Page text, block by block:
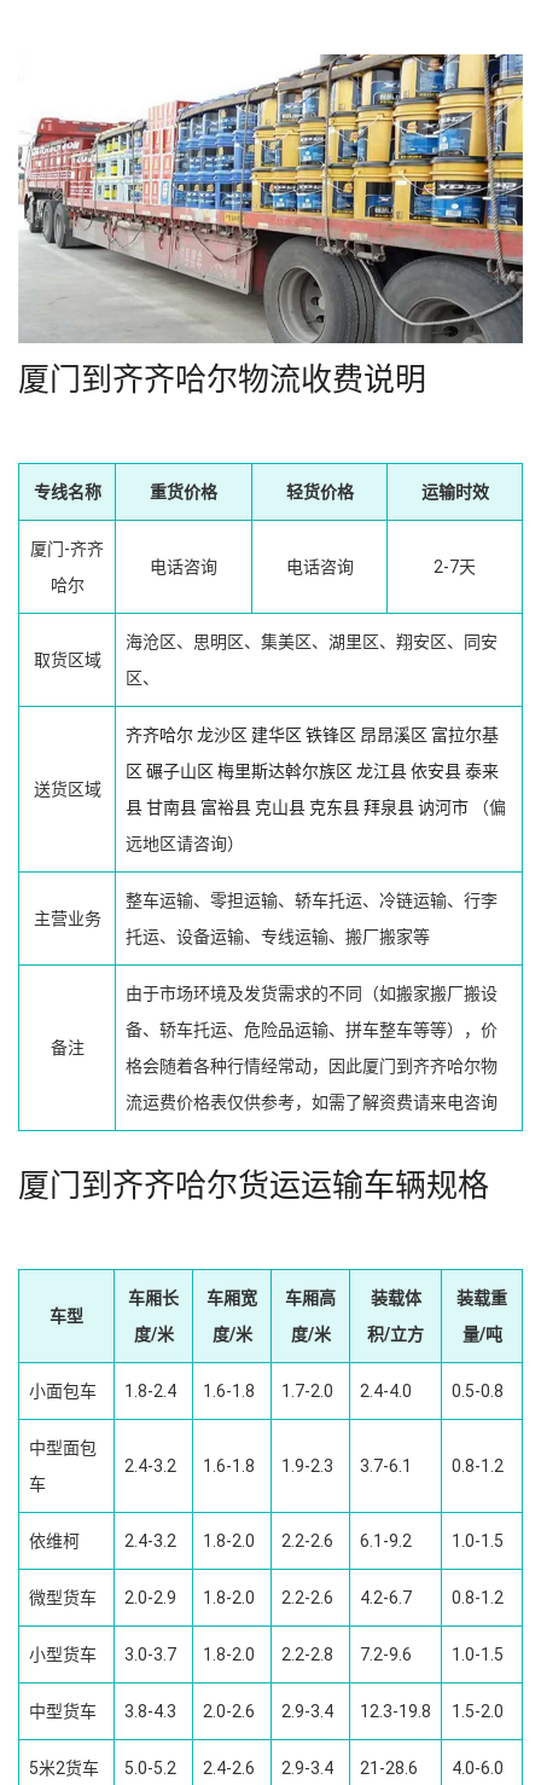
厦门到齐齐哈尔物流收费说明
专线名称 重货价格 轻货价格 运输时效
厦门-齐齐
哈尔
电话咨询 电话咨询 2-7天
取货区域
海沧区、思明区、集美区、湖里区、翔安区、同安
区、
送货区域
齐齐哈尔龙沙区 建华区 铁锋区 昂昂溪区 富拉尔基
区 碾子山区 梅里斯达斡尔族区 龙江县依安县泰来
县甘南县 富裕县 克山县 克东县拜泉县讷河市 （偏
远地区请咨询）
主营业务
整车运输、零担运输、轿车托运、冷链运输、行李
托运、设备运输、专线运输、搬厂搬家等
备注
由于市场环境及发货需求的不同（如搬家搬厂搬设
备、轿车托运、危险品运输、拼车整车等等），价
格会随着各种行情经常动，因此厦门到齐齐哈尔物
流运费价格表仅供参考，如需了解资费请来电咨询
厦门到齐齐哈尔货运运输车辆规格
车型
车厢长
度/米
车厢宽
度/米
车厢高
度/米
装载体
积/立方
装载重
量/吨
小面包车 1.8-2.4 1.6-1.8 1.7-2.0 2.4-4.0 0.5-0.8
中型面包
车
2.4-3.2 1.6-1.8 1.9-2.3 3.7-6.1 0.8-1.2
依维柯 2.4-3.2 1.8-2.0 2.2-2.6 6.1-9.2 1.0-1.5
微型货车 2.0-2.9 1.8-2.0 2.2-2.6 4.2-6.7 0.8-1.2
小型货车 3.0-3.7 1.8-2.0 2.2-2.8 7.2-9.6 1.0-1.5
中型货车 3.8-4.3 2.0-2.6 2.9-3.4 12.3-19.8 1.5-2.0
5米2货车 5.0-5.2 2.4-2.6 2.9-3.4 21-28.6 4.0-6.0